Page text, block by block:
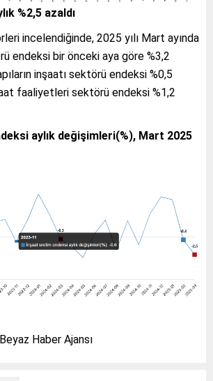
%2,5 azaldı
incelendiğinde, 2025 yılı Mart ayında
endeksi bir önceki aya göre %3,2
inşaatı sektörü endeksi %0,5
faaliyetleri sektörü endeksi %1,2
aylık değişimleri(%), Mart 2025
Haber Ajansı